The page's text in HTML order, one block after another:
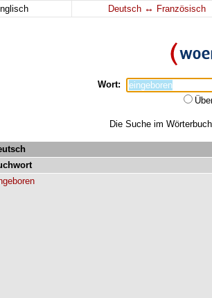
Deutsch ↔ Französisch
Wort:
Die Suche im